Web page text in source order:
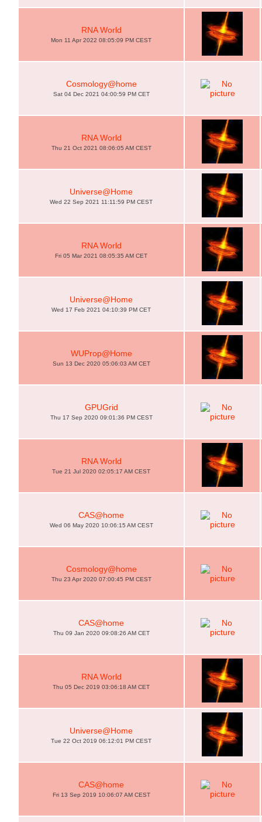
RNA World
Mon 11 Apr 2022 08:05:09 PM CEST
Cosmology@home
Sat 04 Dec 2021 04:00:59 PM CET
RNA World
Thu 21 Oct 2021 08:06:05 AM CEST
Universe@Home
Wed 22 Sep 2021 11:11:59 PM CEST
RNA World
Fri 05 Mar 2021 08:05:35 AM CET
Universe@Home
Wed 17 Feb 2021 04:10:39 PM CET
WUProp@Home
Sun 13 Dec 2020 05:06:03 AM CET
GPUGrid
Thu 17 Sep 2020 09:01:36 PM CEST
RNA World
Tue 21 Jul 2020 02:05:17 AM CEST
CAS@home
Wed 06 May 2020 10:06:15 AM CEST
Cosmology@home
Thu 23 Apr 2020 07:00:45 PM CEST
CAS@home
Thu 09 Jan 2020 09:08:26 AM CET
RNA World
Thu 05 Dec 2019 03:06:18 AM CET
Universe@Home
Tue 22 Oct 2019 06:12:01 PM CEST
CAS@home
Fri 13 Sep 2019 10:06:07 AM CEST